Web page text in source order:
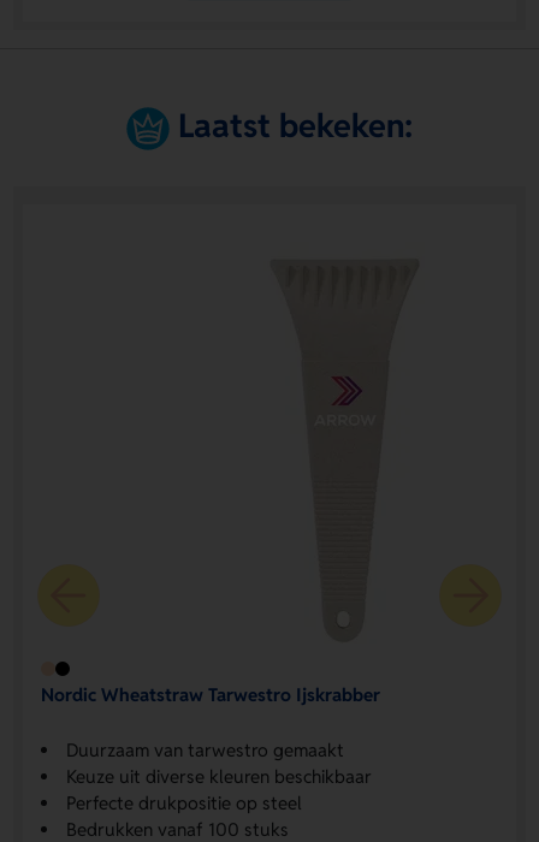
Laatst bekeken:
Nordic Wheatstraw Tarwestro Ijskrabber
Duurzaam van tarwestro gemaakt
Keuze uit diverse kleuren beschikbaar
Perfecte drukpositie op steel
Bedrukken vanaf 100 stuks